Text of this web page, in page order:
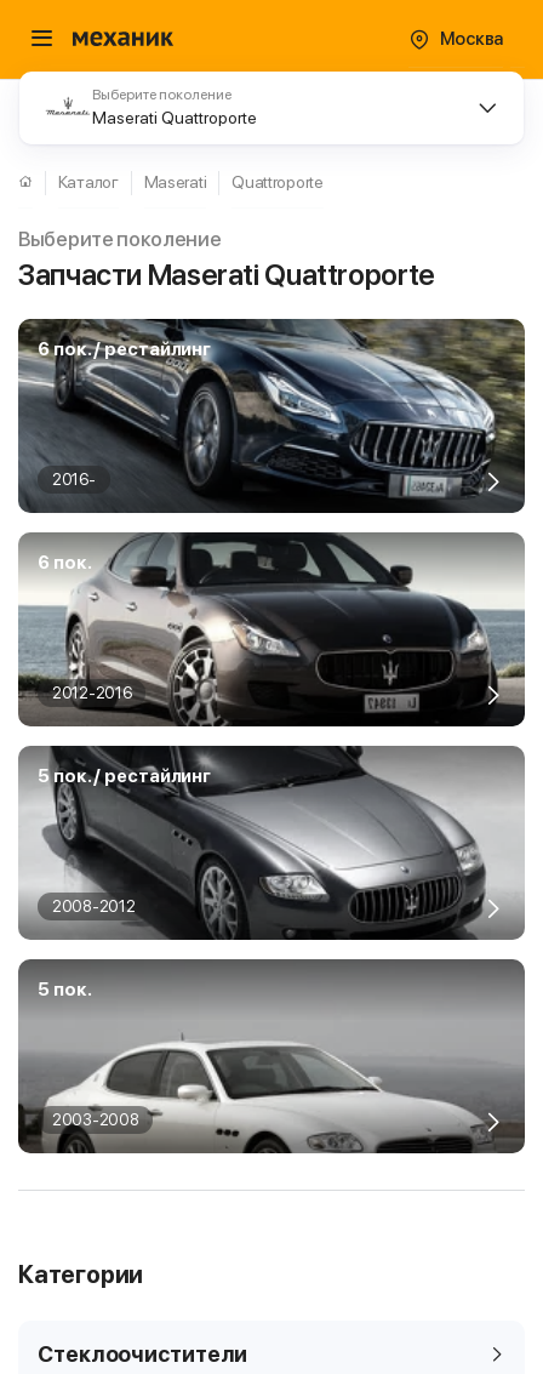
Москва
Выберите поколение
Maserati Quattroporte
Каталог Maserati Quattroporte
Выберите поколение
Запчасти Maserati Quattroporte
6 пок. / рестайлинг
2016-
6 пок.
2012-2016
5 пок. / рестайлинг
2008-2012
5 пок.
2003-2008
Категории
Стеклоочистители